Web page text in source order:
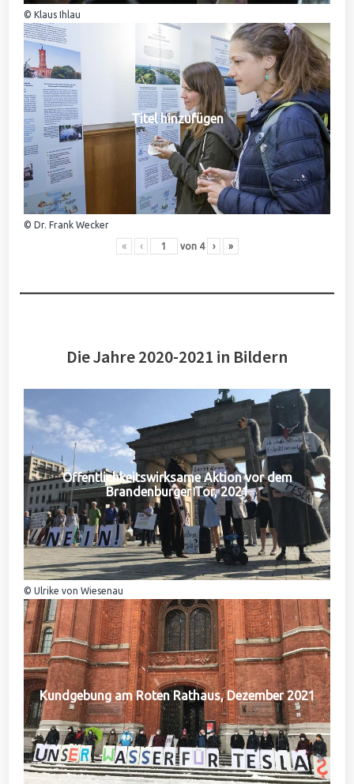
© Klaus Ihlau
Titel hinzufügen
© Dr. Frank Wecker
« ‹ von 4 › »
Die Jahre 2020-2021 in Bildern
Öffentlichkeitswirksame Aktion vor dem
Brandenburger Tor, 2021
© Ulrike von Wiesenau
Kundgebung am Roten Rathaus, Dezember 2021